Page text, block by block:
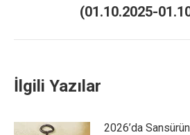
(01.10.2025-
İlgili Yazılar
2026’da